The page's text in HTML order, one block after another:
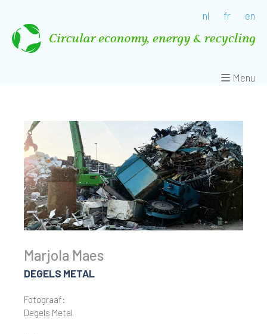
nl fr en
Menu
Marjola Maes
DEGELS METAL
Fotograaf:
Degels Metal